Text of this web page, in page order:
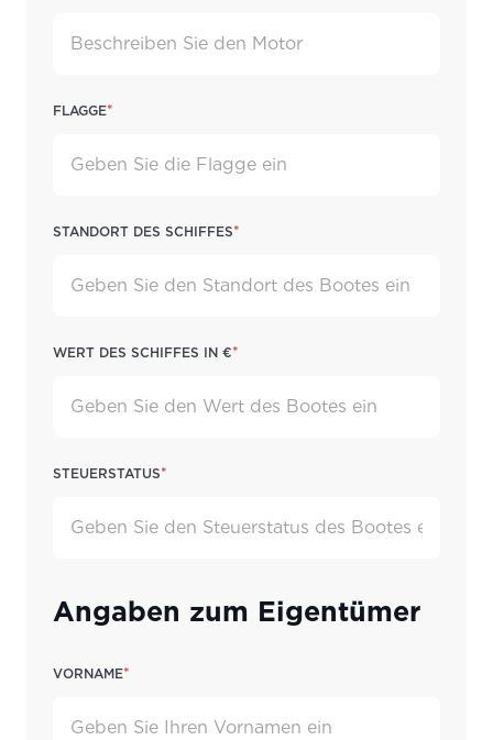
Flagge*
Standort des Schiffes*
Wert des Schiffes in €*
Steuerstatus*
Angaben zum Eigentümer
Vorname*